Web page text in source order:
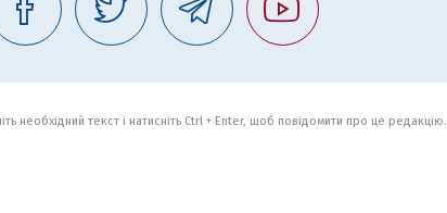
необхідний текст і натисніть Ctrl + Enter, щоб повідомити про це редакцію.